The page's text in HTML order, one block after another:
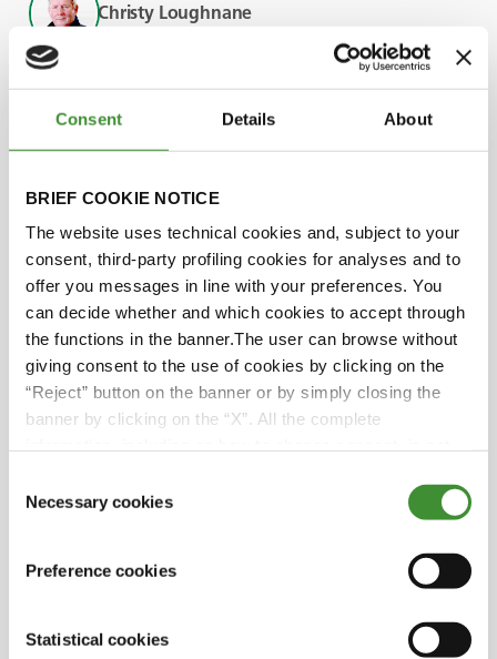
Consent Details About
BRIEF COOKIE NOTICE
The website uses technical cookies and, subject to your
consent, third-party profiling cookies for analyses and to
offer you messages in line with your preferences. You
can decide whether and which cookies to accept through
the functions in the banner.The user can browse without
giving consent to the use of cookies by clicking on the
“Reject” button on the banner or by simply closing the
banner by clicking on the “X”. All the complete
Selection
Necessary cookies
Preference cookies
Statistical cookies
Christy Loughnane
La región irlandesa del condado de Offaly está
experimentando un gran cambio hacia la
energía sostenible con la creación de
numerosos parques eólicos. Loughnane
Concrete suministra materiales viales para
importantes proyectos, incluida la
construcción de 21 turbinas, que con 185
metros se espera que sean las mayores del
país.
Desde 1979, varios empleados que
equipo. Esta notable longevidad en la
compromiso inquebrantable. Actualmente,